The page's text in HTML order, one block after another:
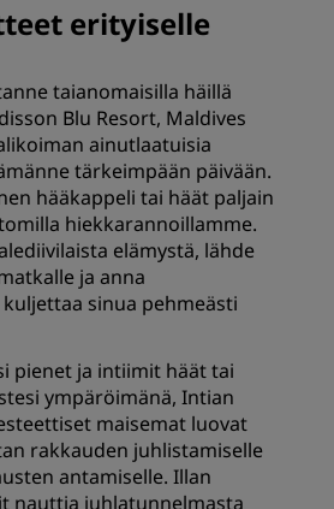
erityiselle
taianomaisilla häillä
Blu Resort, Maldives
ainutlaatuisia
tärkeimpään päivään.
hääkappeli tai häät paljain
hiekkarannoillamme.
elämystä, lähde
ja anna
sinua pehmeästi
pienet ja intiimit häät tai
ympäröimänä, Intian
maisemat luovat
rakkauden juhlistamiselle
antamiselle. Illan
nauttia juhlatunnelmasta